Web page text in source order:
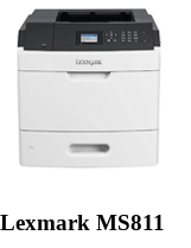
Lexmark MS811